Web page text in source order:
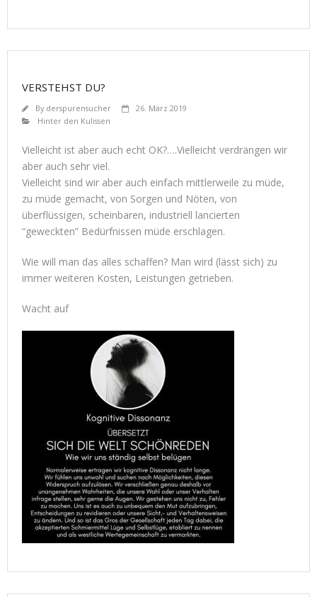
VERSTEHST DU?
By derspurensucher
26. März 2019
Hinter den Kulissen
Vielleicht ist aber auch echt OK?….Vielleicht verdrängen wir
aber auch sehr viel.
Vielleicht sind wir aber auch einfach mittlerweile zu müde,
zu müde gemacht, von Sorgen und Nöten, von
überflüssigen, scheinbaren, industriell lancierten
“geweckten” Bedürfnissen müde erschlagen.
Wie will man das alles schaffen? Man wird (lässt sich) zu
immer weiteren Kosten, Leistungen getrieben.
Wacht auf